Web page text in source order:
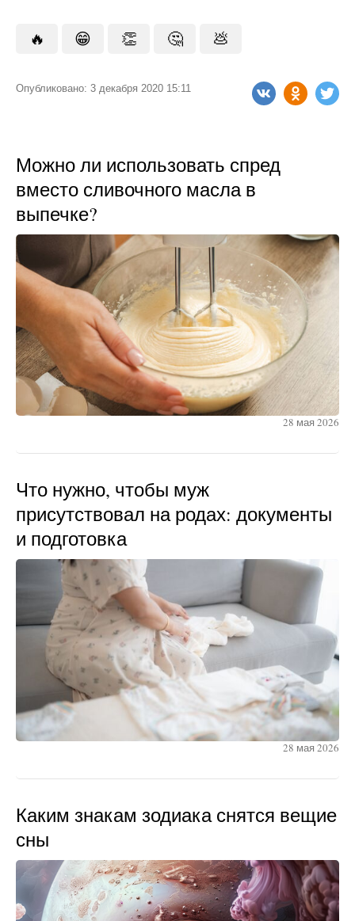
🔥 😁 👏 🤔 💩
Опубликовано: 3 декабря 2020 15:11
Можно ли использовать спред
вместо сливочного масла в
выпечке?
28 мая 2026
Что нужно, чтобы муж
присутствовал на родах: документы
и подготовка
28 мая 2026
Каким знакам зодиака снятся вещие
сны